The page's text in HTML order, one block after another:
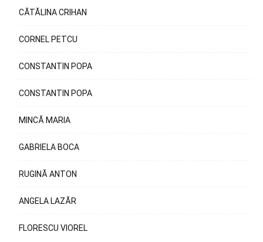
CĂTĂLINA CRIHAN
CORNEL PETCU
CONSTANTIN POPA
CONSTANTIN POPA
MINCĂ MARIA
GABRIELA BOCA
RUGINĂ ANTON
ANGELA LAZĂR
FLORESCU VIOREL